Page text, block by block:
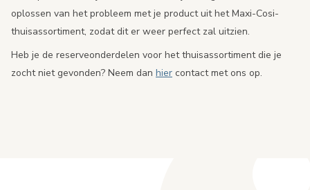
oplossen van het probleem met je product uit het Maxi-Cosi-
thuisassortiment, zodat dit er weer perfect zal uitzien.
Heb je de reserveonderdelen voor het thuisassortiment die je
zocht niet gevonden? Neem dan hier contact met ons op.